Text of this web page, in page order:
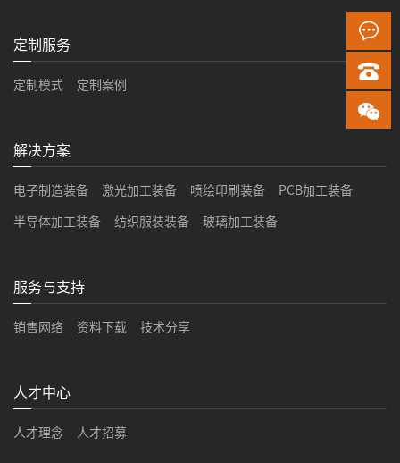
定制服务
定制模式 定制案例
解决方案
电子制造装备 激光加工装备 喷绘印刷装备
PCB加工装备
半导体加工装备
纺织服装装备 玻璃加工装备
服务与支持
销售网络 资料下载 技术分享
人才中心
人才理念 人才招募